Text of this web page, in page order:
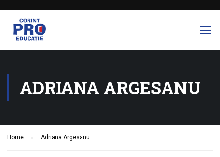
ADRIANA ARGESANU
Home Adriana Argesanu